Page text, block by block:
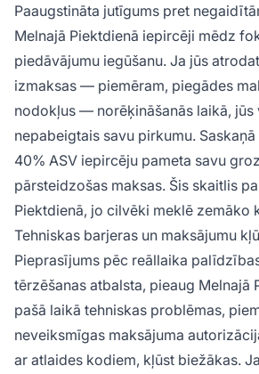
Paaugstināta jutīgums pret
Melnajā Piektdienā iepircēji mēdz
piedāvājumu iegūšanu. Ja jūs
izmaksas — piemēram, piegādes
nodokļus — norēķināšanās laikā, jūs
nepabeigtais savu pirkumu.
40% ASV iepircēju pameta savu
pārsteidzošas maksas. Šis skaitlis
Piektdienā, jo cilvēki meklē zemāko
Tehniskas barjeras un maksājumu
Pieprasījums pēc reāllaika
tērzēšanas atbalsta, pieaug Melnajā
pašā laikā tehniskas problēmas,
neveiksmīgas maksājuma
ar atlaides kodiem, kļūst biežākas.